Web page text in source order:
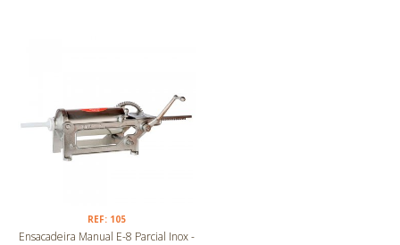
REF: 105
Ensacadeira Manual E-8 Parcial Inox -